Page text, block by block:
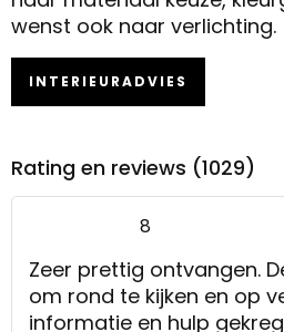
wenst ook naar verlichting.
INTERIEURADVIES
Rating en reviews (1029)
8
Zeer prettig ontvangen. De ruimte gekregen
om rond te kijken en op
informatie en hulp